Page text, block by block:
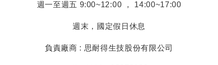
週一至週五 9:00~12:00 ， 14:00~17:00
週末，國定假日休息
負責廠商 : 思耐得生技股份有限公司